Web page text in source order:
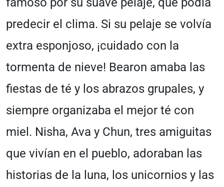
predecir el clima. Si su pelaje se volvía
extra esponjoso, ¡cuidado con la
tormenta de nieve! Bearon amaba las
fiestas de té y los abrazos grupales, y
siempre organizaba el mejor té con
miel. Nisha, Ava y Chun, tres amiguitas
que vivían en el pueblo, adoraban las
historias de la luna, los unicornios y las